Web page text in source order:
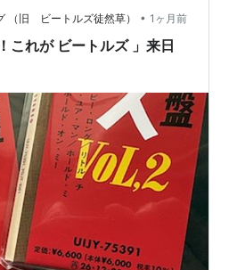
（旧 ビートルズ徒然草） • 1ヶ月前
これが ビートルズ 」来日